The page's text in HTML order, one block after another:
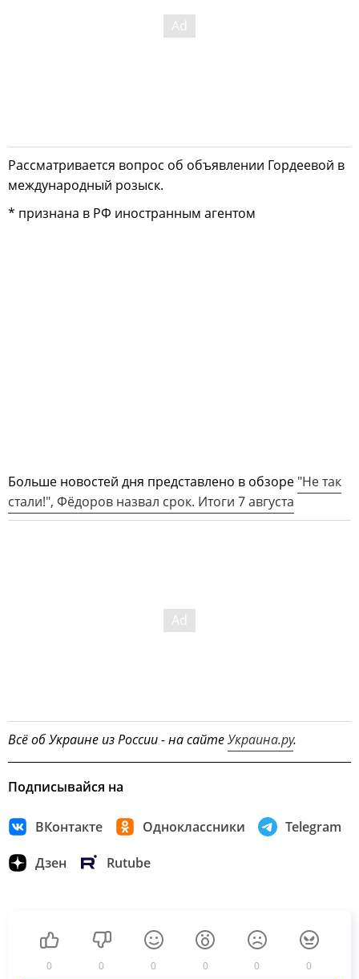
Рассматривается вопрос об объявлении Гордеевой в
международный розыск.
* признана в РФ иностранным агентом
Больше новостей дня представлено в обзоре "Не так
стали!", Фёдоров назвал срок. Итоги 7 августа
Всё об Украине из России - на сайтеУкраина.ру.
Подписывайся на
ВКонтакте Одноклассники Telegram
Дзен Rutube
0 0 0 0 0 0